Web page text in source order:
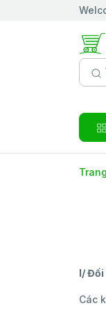
I/ Đối
Các